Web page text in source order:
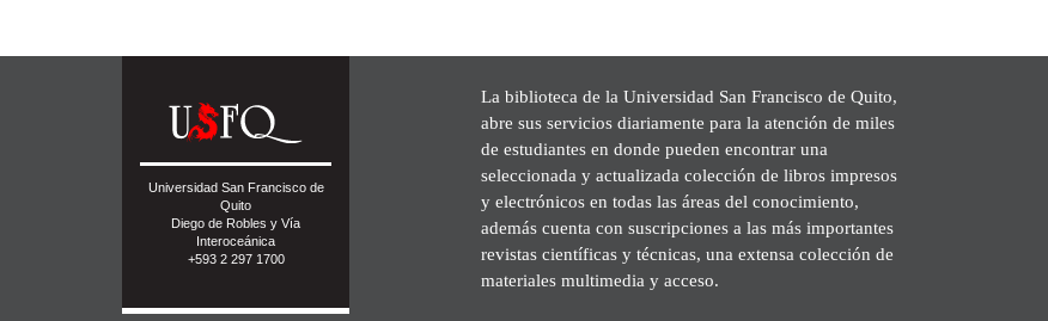
Universidad San Francisco de
Quito
Diego de Robles y Vía
Interoceánica
+593 2 297 1700
La biblioteca de la Universidad San Francisco de Quito,
abre sus servicios diariamente para la atención de miles
de estudiantes en donde pueden encontrar una
seleccionada y actualizada colección de libros impresos
y electrónicos en todas las áreas del conocimiento,
además cuenta con suscripciones a las más importantes
revistas científicas y técnicas, una extensa colección de
materiales multimedia y acceso.